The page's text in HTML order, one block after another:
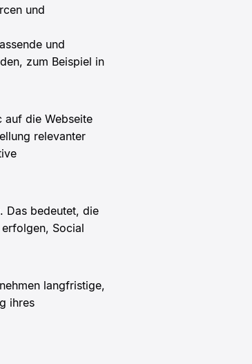
und
und
zum Beispiel in
auf die Webseite
relevanter
Das bedeutet, die
Social
langfristige,
ihres